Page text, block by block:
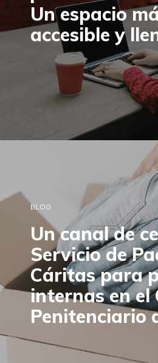
Un espacio
accesible y
BLOG
Un canal de
Servicio de
Cáritas para
internas en el
Penitenciario